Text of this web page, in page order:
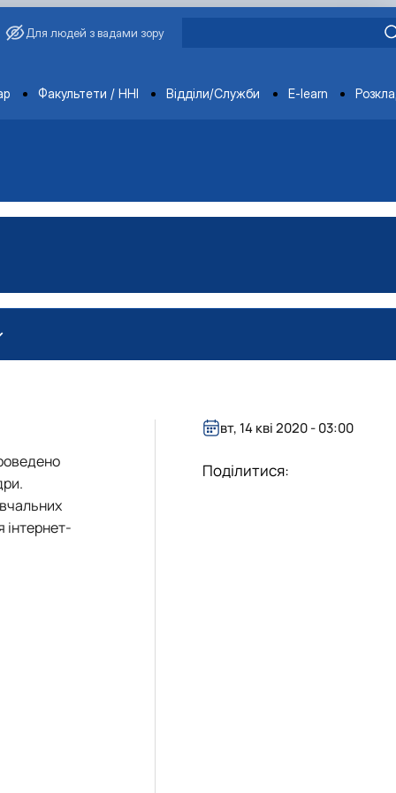
Для людей з вадами зору
Факультети / ННІ Відділи/Служби E-learn
інтернет-
вт, 14 кві 2020 - 03:00
Поділитися: